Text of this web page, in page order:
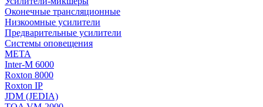
Оконечные трансляционные
Низкоомные усилители
Предварительные усилители
Системы оповещения
МЕТА
Inter-M 6000
Roxton 8000
Roxton IP
JDM (JEDIA)